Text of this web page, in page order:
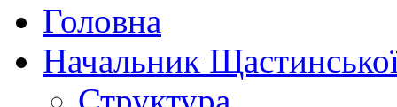
Головна
Начальник